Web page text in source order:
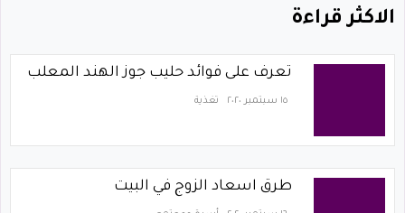
الاكثر قراءة
تعرف على فوائد حليب جوز الهند المعلب
١٥ سبتمبر ٢٠٢٠ تغذية
طرق اسعاد الزوج في البيت